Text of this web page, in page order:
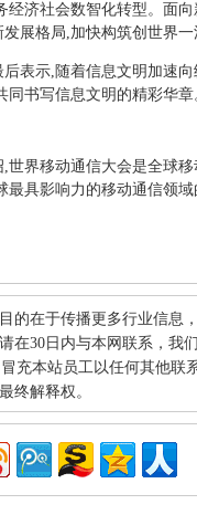
经济社会数智化转型。面
展格局,加快构筑创世界一
后表示,随着信息文明加速
同书写信息文明的精彩华章
,世界移动通信大会是全球
最具影响力的移动通信领
的在于传播更多行业信息
在30日内与本网联系，我
冒充本站员工以任何其他
终解释权。